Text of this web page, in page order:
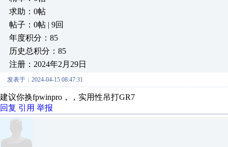
求助：0帖
帖子：0帖 | 9回
年度积分：85
历史总积分：85
注册：2024年2月29日
发表于：2024-04-15 08:47:31
建议你换fpwinpro，，实用性吊打GR7
回复 引用 举报